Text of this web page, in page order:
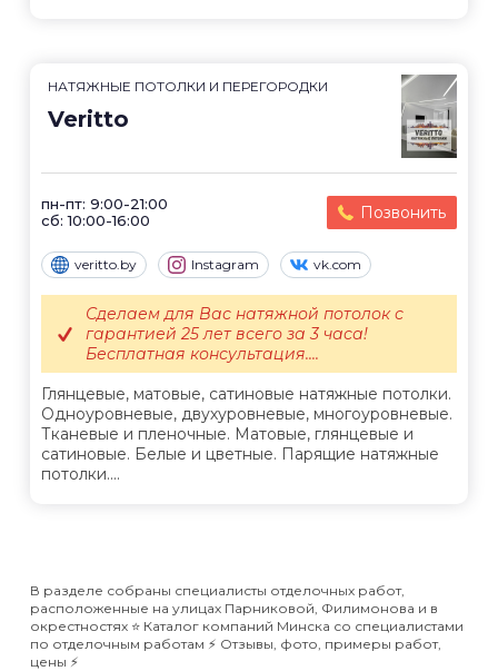
НАТЯЖНЫЕ ПОТОЛКИ И ПЕРЕГОРОДКИ
Veritto
пн-пт: 9:00-21:00
сб: 10:00-16:00
Позвонить
veritto.by Instagram vk.com
Глянцевые, матовые, сатиновые натяжные потолки.
Одноуровневые, двухуровневые, многоуровневые.
Тканевые и пленочные. Матовые, глянцевые и
сатиновые. Белые и цветные. Парящие натяжные
потолки....
Сделаем для Вас натяжной потолок с
гарантией 25 лет всего за 3 часа!
Бесплатная консультация....
В разделе собраны специалисты отделочных работ,
расположенные на улицах Парниковой, Филимонова и в
окрестностях ⭐️ Каталог компаний Минска со специалистами
по отделочным работам ⚡️ Отзывы, фото, примеры работ,
цены ⚡️